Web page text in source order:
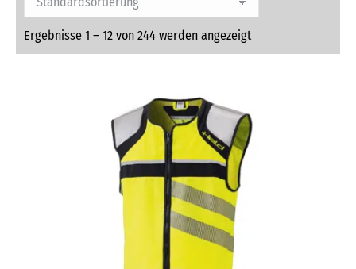
Ergebnisse 1 – 12 von 244 werden angezeigt